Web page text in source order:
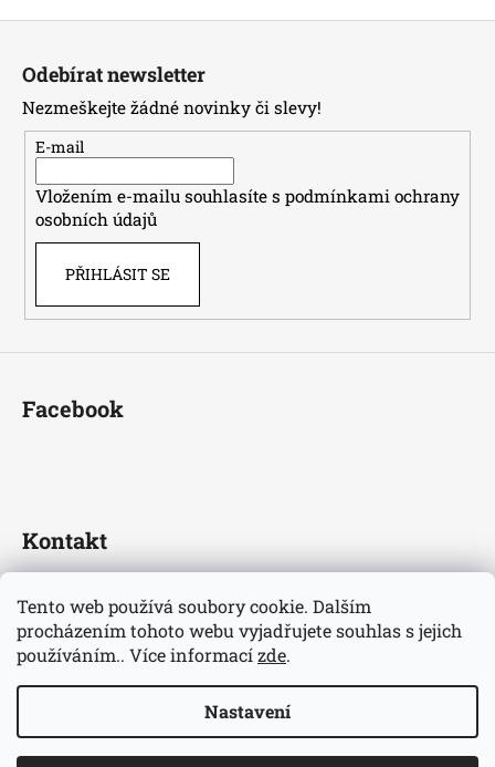
Tento web používá soubory cookie. Dalším
procházením tohoto webu vyjadřujete souhlas s jejich
používáním.. Více informacízde.
Nastavení
Odebírat newsletter
Nezmeškejte žádné novinky či slevy!
E-mail
Vložením e-mailu souhlasíte s podmínkami ochrany
osobních údajů
PŘIHLÁSIT SE
Facebook
Kontakt
+420733609510
Nejnovější informace o našem eshopu
fotbaldresycz/
Copyright 2026Fotbaldresy.cz. Všechna práva vyhrazena.